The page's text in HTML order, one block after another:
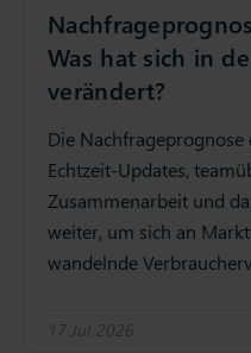
Was hat sich in
verändert?
Die
Echtzeit-Updates,
Zusammenarbeit und
weiter, um sich an
wandelnde
17 Jul 2026